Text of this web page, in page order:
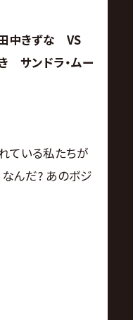
中きずな VS
ンドラ・ムー
ている私たちが
んだ? あのボジ